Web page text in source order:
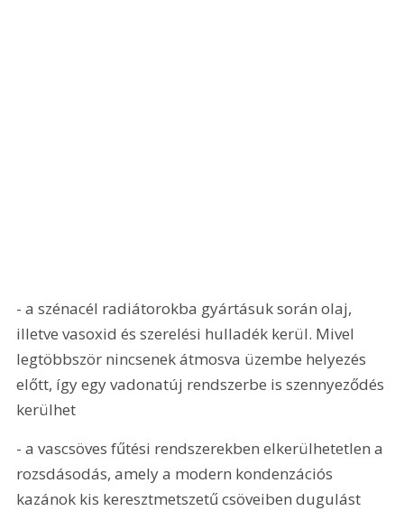
- a szénacél radiátorokba gyártásuk során olaj,
illetve vasoxid és szerelési hulladék kerül. Mivel
legtöbbször nincsenek átmosva üzembe helyezés
előtt, így egy vadonatúj rendszerbe is szennyeződés
kerülhet
- a vascsöves fűtési rendszerekben elkerülhetetlen a
rozsdásodás, amely a modern kondenzációs
kazánok kis keresztmetszetű csöveiben dugulást